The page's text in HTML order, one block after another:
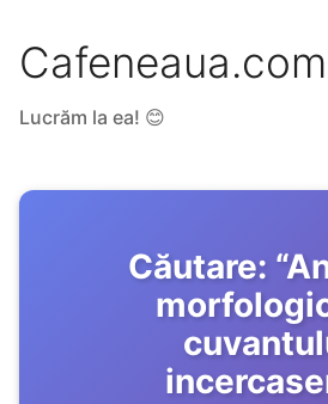
Cafeneaua.com
Lucrăm la ea! 😊
Căutare: “